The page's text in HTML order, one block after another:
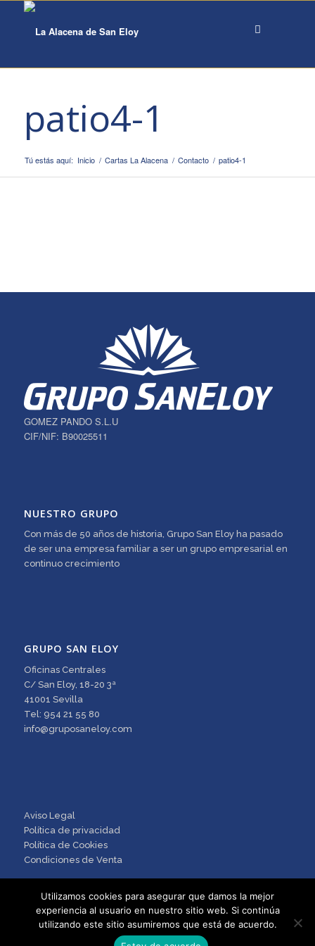
patio4-1
Tú estás aquí: Inicio / Cartas La Alacena / Contacto / patio4-1
GOMEZ PANDO S.L.U
CIF/NIF: B90025511
NUESTRO GRUPO
Con más de 50 años de historia, Grupo San Eloy ha pasado
de ser una empresa familiar a ser un grupo empresarial en
continuo crecimiento
GRUPO SAN ELOY
Oficinas Centrales
C/ San Eloy, 18-20 3ª
41001 Sevilla
Tel: 954 21 55 80
info@gruposaneloy.com
Aviso Legal
Política de privacidad
Política de Cookies
Condiciones de Venta
Utilizamos cookies para asegurar que damos la mejor
experiencia al usuario en nuestro sitio web. Si continúa
utilizando este sitio asumiremos que está de acuerdo.